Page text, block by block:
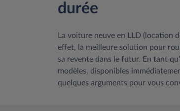
durée
La voiture neuve en LLD (location
effet, la meilleure solution pour
sa revente dans le futur. En tant
modèles, disponibles
quelques arguments pour vous